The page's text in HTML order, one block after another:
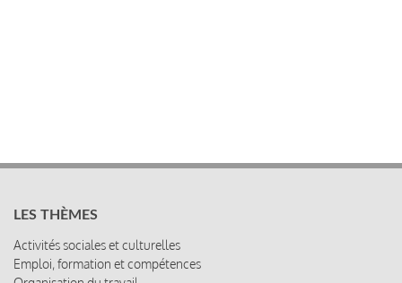
LES THÈMES
Activités sociales et culturelles
Emploi, formation et compétences